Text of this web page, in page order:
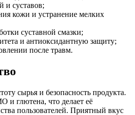
и суставов;
кожи и устранение мелких
суставной смазки;
и антиоксидантную защиту;
после травм.
сырья и безопасность продукта.
и глютена, что делает её
пользователей. Приятный вкус